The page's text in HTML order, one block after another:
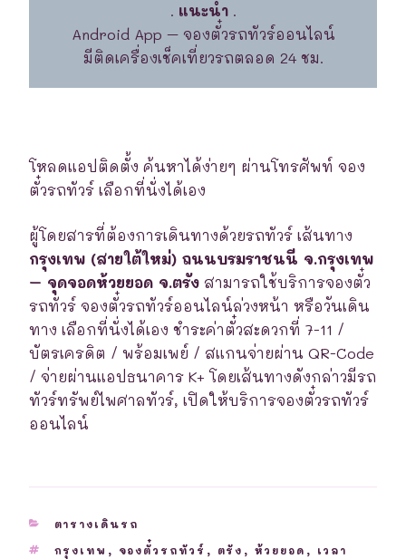
. แนะนำ.
Android App – จองตั๋วรถทัวร์ออนไลน์
มีติดเครื่องเช็คเที่ยวรถตลอด 24 ชม.
โหลดแอปติดตั้ง ค้นหาได้ง่ายๆ ผ่านโทรศัพท์ จอง
ตั๋วรถทัวร์ เลือกที่นั่งได้เอง
ผู้โดยสารที่ต้องการเดินทางด้วยรถทัวร์ เส้นทาง
กรุงเทพ (สายใต้ใหม่) ถนนบรมราชนนี จ.กรุงเทพ
– จุดจอดห้วยยอด จ.ตรัง สามารถใช้บริการจองตั๋ว
รถทัวร์ จองตั๋วรถทัวร์ออนไลน์ล่วงหน้า หรือวันเดิน
ทาง เลือกที่นั่งได้เอง ชำระค่าตั๋วสะดวกที่ 7-11 /
บัตรเครดิต / พร้อมเพย์ / สแกนจ่ายผ่าน QR-Code
/ จ่ายผ่านแอปธนาคาร K+ โดยเส้นทางดังกล่าวมีรถ
ทัวร์ทรัพย์ไพศาลทัวร์, เปิดให้บริการจองตั๋วรถทัวร์
ออนไลน์
CATEGORIES
ตารางเดินรถ
TAGS
กรุงเทพ , จองตั๋วรถทัวร์ , ตรัง , ห้วยยอด , เวลา